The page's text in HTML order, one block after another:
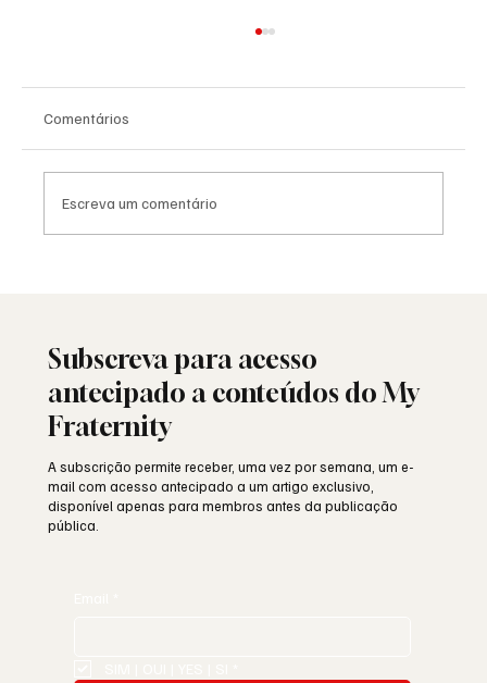
Comentários
Escreva um comentário
Subscreva para acesso
antecipado a conteúdos do My
Fraternity
A subscrição permite receber, uma vez por semana, um e-
mail com acesso antecipado a um artigo exclusivo,
disponível apenas para membros antes da publicação
pública.